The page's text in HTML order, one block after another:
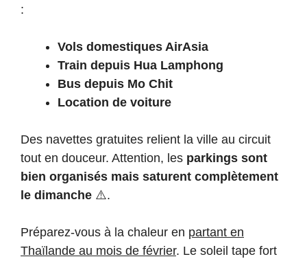
:
Vols domestiques AirAsia
Train depuis Hua Lamphong
Bus depuis Mo Chit
Location de voiture
Des navettes gratuites relient la ville au circuit
tout en douceur. Attention, les parkings sont
bien organisés mais saturent complètement
le dimanche ⚠️.
Préparez-vous à la chaleur en partant en
Thaïlande au mois de février. Le soleil tape fort